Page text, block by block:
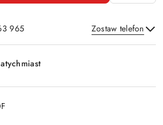
965 Zostaw telefon